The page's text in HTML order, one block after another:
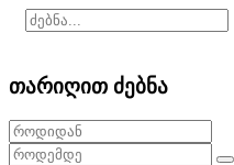
თარიღით ძებნა